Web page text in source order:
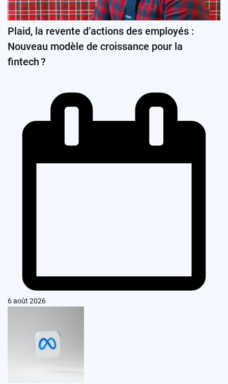
Plaid, la revente d’actions des employés :
Nouveau modèle de croissance pour la
fintech ?
6 août 2026